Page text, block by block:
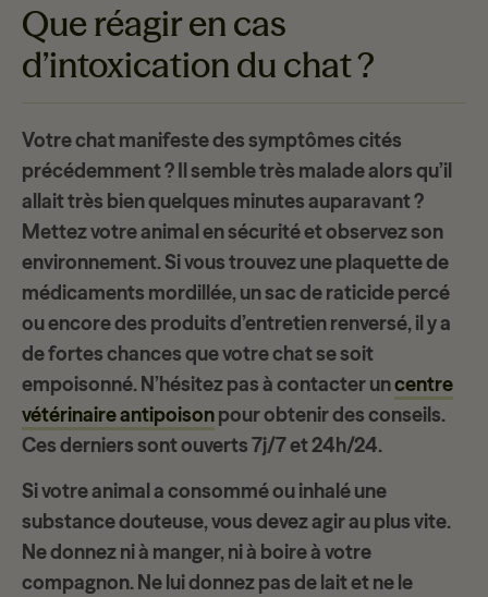
Que réagir en cas
d’intoxication du chat ?
Votre chat manifeste des symptômes cités
précédemment ? Il semble très malade alors qu’il
allait très bien quelques minutes auparavant ?
Mettez votre animal en sécurité et observez son
environnement. Si vous trouvez une plaquette de
médicaments mordillée, un sac de raticide percé
ou encore des produits d’entretien renversé, il y a
de fortes chances que votre chat se soit
empoisonné. N’hésitez pas à contacter uncentre
vétérinaire antipoisonpour obtenir des conseils.
Ces derniers sont ouverts 7j/7 et 24h/24.
Si votre animal a consommé ou inhalé une
substance douteuse, vous devezagir au plus vite.
Ne donnez ni à manger, ni à boire à votre
compagnon. Ne lui donnez pas de lait et ne le